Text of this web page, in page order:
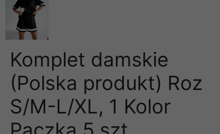
Komplet damskie
(Polska produkt) Roz
S/M-L/XL, 1 Kolor